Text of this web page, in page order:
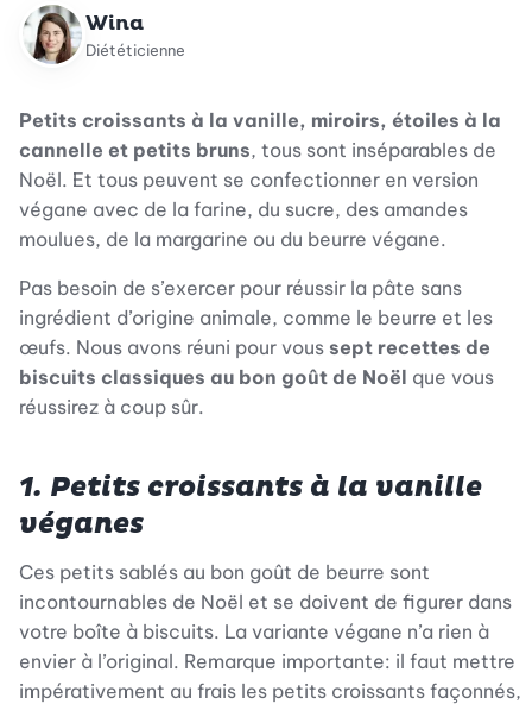
Wina
Diététicienne
Petits croissants à la vanille, miroirs, étoiles à la
cannelle et petits bruns, tous sont inséparables de
Noël. Et tous peuvent se confectionner en version
végane avec de la farine, du sucre, des amandes
moulues, de la margarine ou du beurre végane.
Pas besoin de s’exercer pour réussir la pâte sans
ingrédient d’origine animale, comme le beurre et les
œufs. Nous avons réuni pour vous sept recettes de
biscuits classiques au bon goût de Noël que vous
réussirez à coup sûr.
1. Petits croissants à la vanille
véganes
Ces petits sablés au bon goût de beurre sont
incontournables de Noël et se doivent de figurer dans
votre boîte à biscuits. La variante végane n’a rien à
envier à l’original. Remarque importante: il faut mettre
impérativement au frais les petits croissants façonnés,